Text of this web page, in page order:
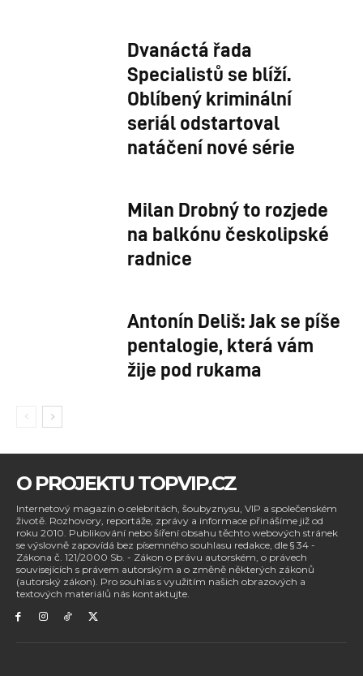
Dvanáctá řada
Specialistů se blíží.
Oblíbený kriminální
seriál odstartoval
natáčení nové série
Milan Drobný to rozjede
na balkónu českolipské
radnice
Antonín Deliš: Jak se píše
pentalogie, která vám
žije pod rukama
O PROJEKTU TOPVIP.CZ
Internetový magazín o celebritách, šoubyznysu, VIP a společenském
životě. Rozhovory, reportáže, zprávy a informace přinášíme již od
roku 2010. Publikování nebo šíření obsahu těchto webových stránek
se výslovně zapovídá bez písemného souhlasu redakce, dle § 34 -
Zákona č. 121/2000 Sb. - Zákon o právu autorském, o právech
souvisejících s právem autorským a o změně některých zákonů
(autorský zákon). Pro souhlas s využitím našich obrazových a
textových materiálů nás kontaktujte.